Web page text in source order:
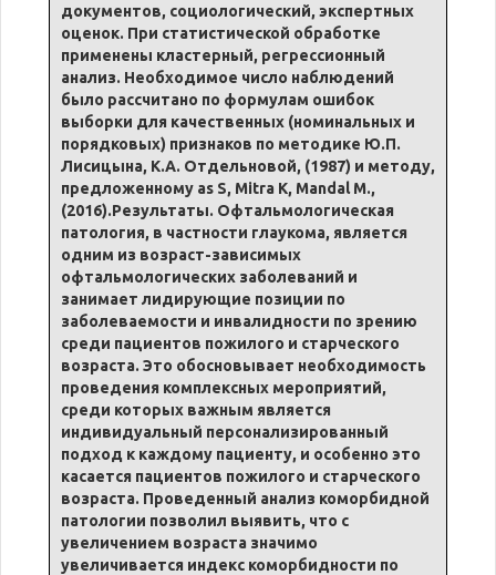
документов, социологический, экспертных
оценок. При статистической обработке
применены кластерный, регрессионный
анализ. Необходимое число наблюдений
было рассчитано по формулам ошибок
выборки для качественных (номинальных и
порядковых) признаков по методике Ю.П.
Лисицына, К.А. Отдельновой, (1987) и методу,
предложенному as S, Mitra K, Mandal M.,
(2016).Результаты. Офтальмологическая
патология, в частности глаукома, является
одним из возраст-зависимых
офтальмологических заболеваний и
занимает лидирующие позиции по
заболеваемости и инвалидности по зрению
среди пациентов пожилого и старческого
возраста. Это обосновывает необходимость
проведения комплексных мероприятий,
среди которых важным является
индивидуальный персонализированный
подход к каждому пациенту, и особенно это
касается пациентов пожилого и старческого
возраста. Проведенный анализ коморбидной
патологии позволил выявить, что с
увеличением возраста значимо
увеличивается индекс коморбидности по